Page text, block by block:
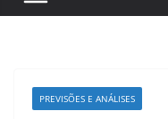
PREVISÕES E ANÁLISES